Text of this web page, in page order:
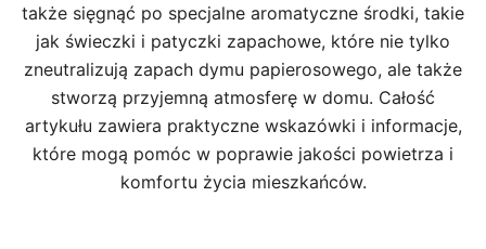
także sięgnąć po specjalne aromatyczne środki, takie
jak świeczki i patyczki zapachowe, które nie tylko
zneutralizują zapach dymu papierosowego, ale także
stworzą przyjemną atmosferę w domu. Całość
artykułu zawiera praktyczne wskazówki i informacje,
które mogą pomóc w poprawie jakości powietrza i
komfortu życia mieszkańców.